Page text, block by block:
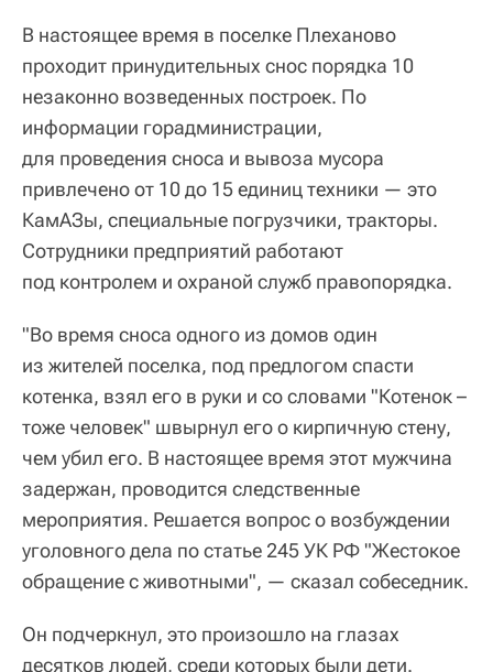
В настоящее время в поселке Плеханово
проходит принудительных снос порядка 10
незаконно возведенных построек. По
информации горадминистрации,
для проведения сноса и вывоза мусора
привлечено от 10 до 15 единиц техники — это
КамАЗы, специальные погрузчики, тракторы.
Сотрудники предприятий работают
под контролем и охраной служб правопорядка.
"Во время сноса одного из домов один
из жителей поселка, под предлогом спасти
котенка, взял его в руки и со словами "Котенок –
тоже человек" швырнул его о кирпичную стену,
чем убил его. В настоящее время этот мужчина
задержан, проводится следственные
мероприятия. Решается вопрос о возбуждении
уголовного дела по статье 245 УК РФ "Жестокое
обращение с животными", — сказал собеседник.
Он подчеркнул, это произошло на глазах
десятков людей, среди которых были дети.